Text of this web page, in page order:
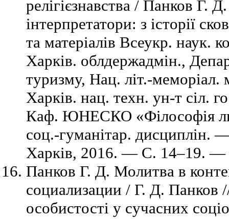
релігієзнавства / Панков Г.
інтерпретатори: з історії
та матеріалів Всеукр. наук.
Харків. облдержадмін.,
туризму, Нац. літ.-
Харків. нац. техн. ун-т сіл.
Каф. ЮНЕСКО «Філософія
соц.-гуманітар. дисциплін.
Харків, 2016. — C. 14–19. —
Панков Г. Д. Молитва в
социализации / Г. Д. Панков //
особистості у сучасних